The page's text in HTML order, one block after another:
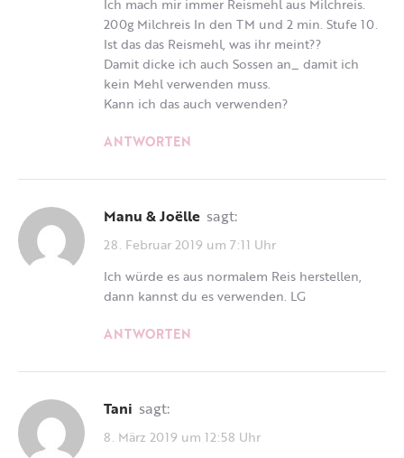
Ich mach mir immer Reismehl aus Milchreis.
200g Milchreis In den TM und 2 min. Stufe 10.
Ist das das Reismehl, was ihr meint??
Damit dicke ich auch Sossen an_ damit ich
kein Mehl verwenden muss.
Kann ich das auch verwenden?
ANTWORTEN
Manu & Joëlle sagt:
28. Februar 2019 um 7:11 Uhr
Ich würde es aus normalem Reis herstellen,
dann kannst du es verwenden. LG
ANTWORTEN
Tani sagt:
8. März 2019 um 12:58 Uhr